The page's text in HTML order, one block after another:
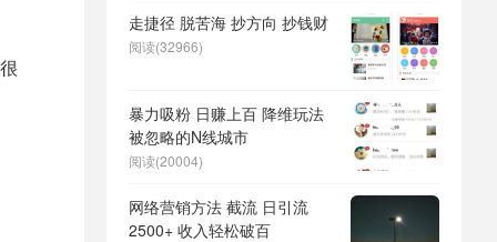
走捷径 脱苦海 抄方向 抄钱财
阅读(32966)
暴力吸粉 日赚上百 降维玩法
被忽略的N线城市
阅读(20004)
网络营销方法 截流 日引流
2500+ 收入轻松破百